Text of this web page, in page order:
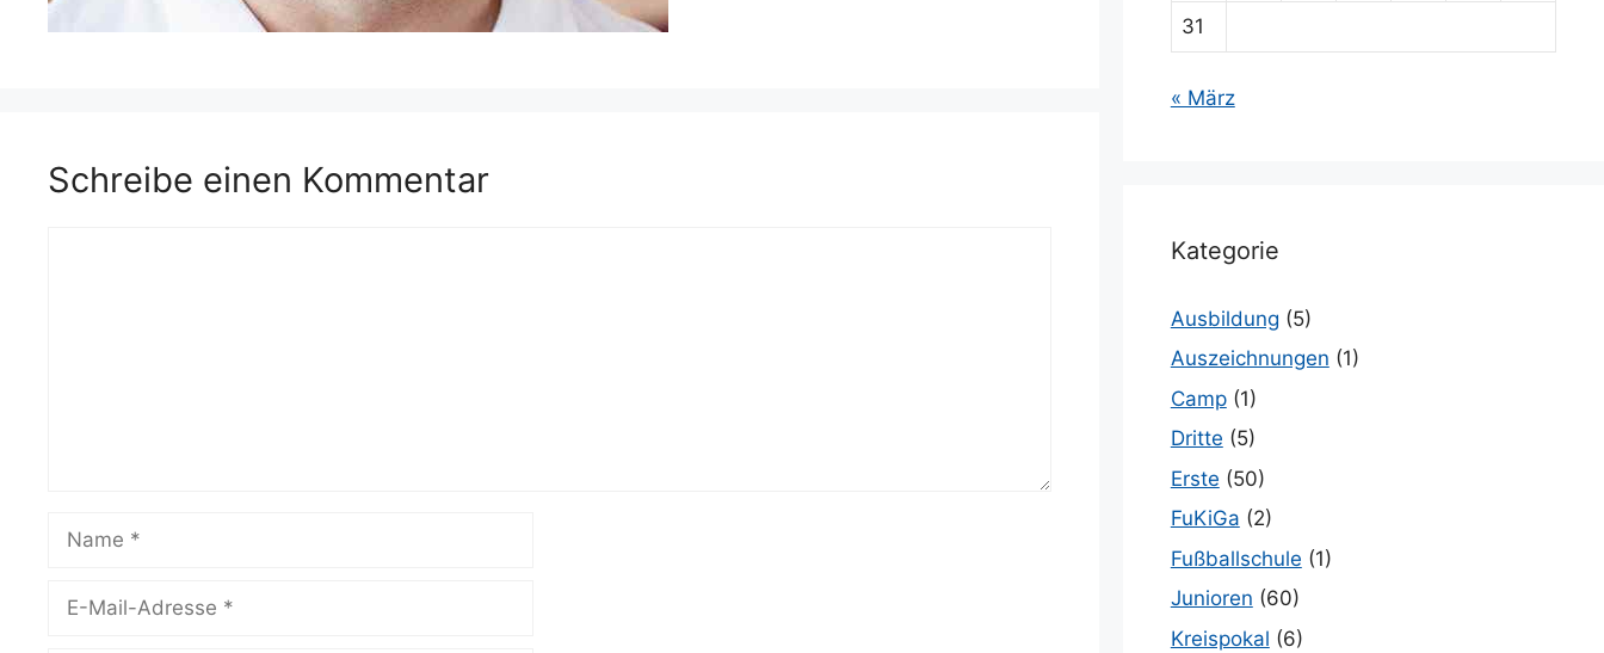
Schreibe einen Kommentar
Name
31
« März
Kategorie
Ausbildung (5)
Auszeichnungen (1)
Camp(1)
Dritte (5)
Erste (50)
FuKiGa (2)
Fußballschule (1)
Junioren (60)
Kreispokal (6)